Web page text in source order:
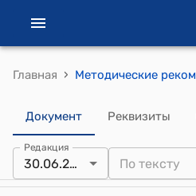
Главная ›
Документ Реквизиты
Редакция
30.06.2005